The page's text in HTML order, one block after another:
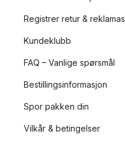
Mummikopperi porselen.
Tove Janssons fortellinger
I tillegg til kopper som
lanserer de regelmessig
Registrer retur &
Kundeklubb
FAQ – Vanlige spørsmål
Bestillingsinformasjon
Spor pakken din
Vilkår & betingelser